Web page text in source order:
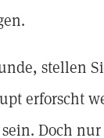
stellen
erforscht
Doch